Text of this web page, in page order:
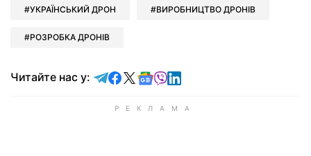
УКРАЇНСЬКИЙ ДРОН ВИРОБНИЦТВО ДРОНІВ
РОЗРОБКА ДРОНІВ
Читайте нас у: Читайте у Telegram
Читайте у Facebook
Читайте у X
Читайте у Google news
Читайте у Viber
Читайте у LinkedIn